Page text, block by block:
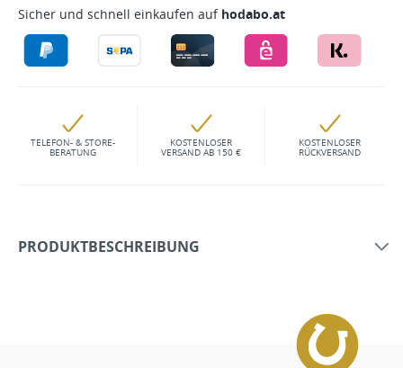
Sicher und schnell einkaufen auf hodabo.at
TELEFON- & STORE-
BERATUNG
KOSTENLOSER
VERSAND AB 150 €
KOSTENLOSER
RÜCKVERSAND
PRODUKTBESCHREIBUNG